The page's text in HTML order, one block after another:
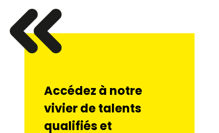
Accédez à notre
vivier de talents
qualifiés et